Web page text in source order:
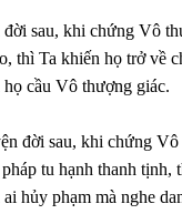
sau, khi chứng Vô
thì Ta khiến họ trở về
cầu Vô thượng giác.
đời sau, khi chứng Vô
tu hạnh thanh tịnh,
hủy phạm mà nghe